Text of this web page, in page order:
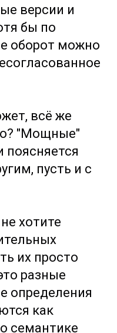
версии и
бы по
оборот можно
всё же
"Мощные"
поясняется
пусть и с
хотите
их просто
разные
определения
как
семантике